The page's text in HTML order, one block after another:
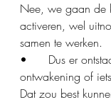
Nee, we gaan de
activeren, wel
samen te werken.
•	Dus er ontstaat geen Kundalini
ontwakening of
Dat zou best